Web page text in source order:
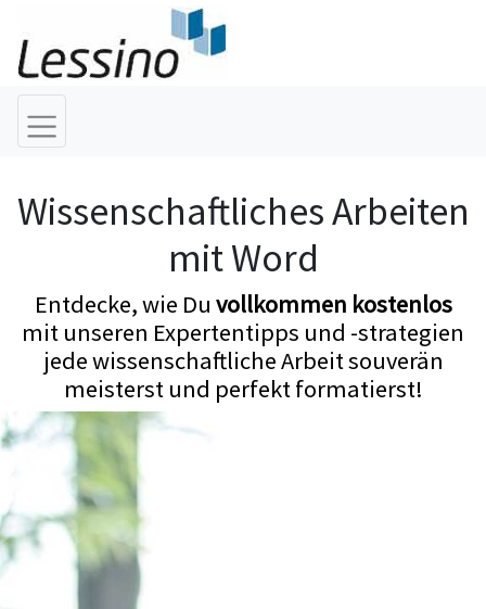
Wissenschaftliches Arbeiten
mit Word
Entdecke, wie Du vollkommen kostenlos
mit unseren Expertentipps und -strategien
jede wissenschaftliche Arbeit souverän
meisterst und perfekt formatierst!